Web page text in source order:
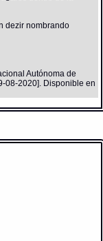
dezir nombrando
Autónoma de
08-2020]. Disponible en